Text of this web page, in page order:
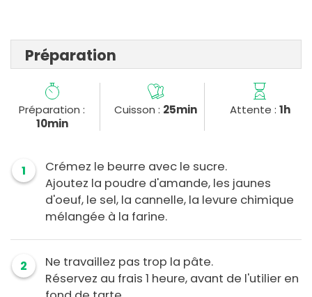
Préparation
Préparation :
10min
Cuisson : 25min Attente : 1h
1
Crémez le beurre avec le sucre.
Ajoutez la poudre d'amande, les jaunes
d'oeuf, le sel, la cannelle, la levure chimique
mélangée à la farine.
2
Ne travaillez pas trop la pâte.
Réservez au frais 1 heure, avant de l'utilier en